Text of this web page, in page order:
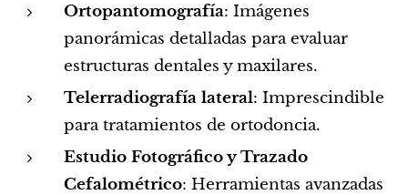
Ortopantomografía: Imágenes
panorámicas detalladas para evaluar
estructuras dentales y maxilares.
Telerradiografía lateral: Imprescindible
para tratamientos de ortodoncia.
Estudio Fotográfico y Trazado
Cefalométrico: Herramientas avanzadas